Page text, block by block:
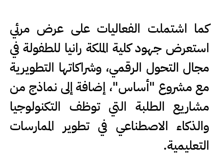
كما اشتملت الفعاليات على عرض مرئي
استعرض جهود كلية الملكة رانيا للطفولة في
مجال التحول الرقمي، وشراكاتها التطويرية
مع مشروع "أساس"، إضافة إلى نماذج من
مشاريع الطلبة التي توظف التكنولوجيا
والذكاء الاصطناعي في تطوير الممارسات
التعليمية.